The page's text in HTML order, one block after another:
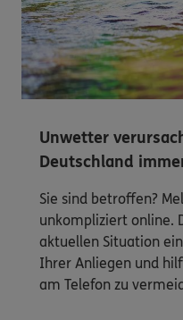
Unwetter
Deutschland
Sie sind betroffen?
unkompliziert online.
aktuellen Situation
Ihrer Anliegen und
am Telefon zu